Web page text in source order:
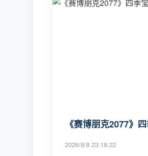
《赛博朋克2077》
2026/8/8 23:18:22